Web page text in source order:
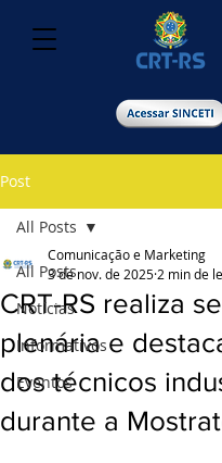
Post
All Posts
Notícias
Informativos
Eventos
All Posts
CRT-RS realiza
plenária e
dos técnicos
durante a
Comunicação e Marketing
3 de nov. de 2025 2 min de